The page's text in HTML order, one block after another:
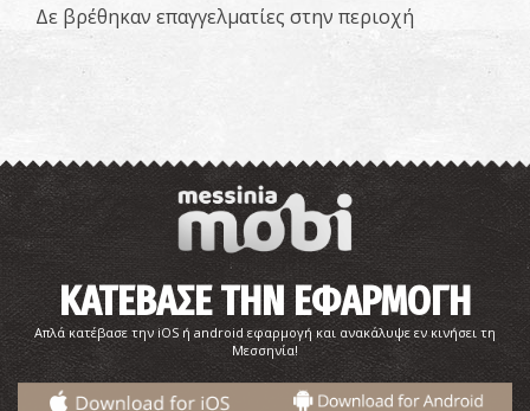
Δε βρέθηκαν επαγγελματίες στην περιοχή
ΚΑΤΕΒΑΣΕ ΤΗΝ ΕΦΑΡΜΟΓΗ
Απλά κατέβασε την iOS ή android εφαρμογή και ανακάλυψε εν κινήσει τη
Μεσσηνία!